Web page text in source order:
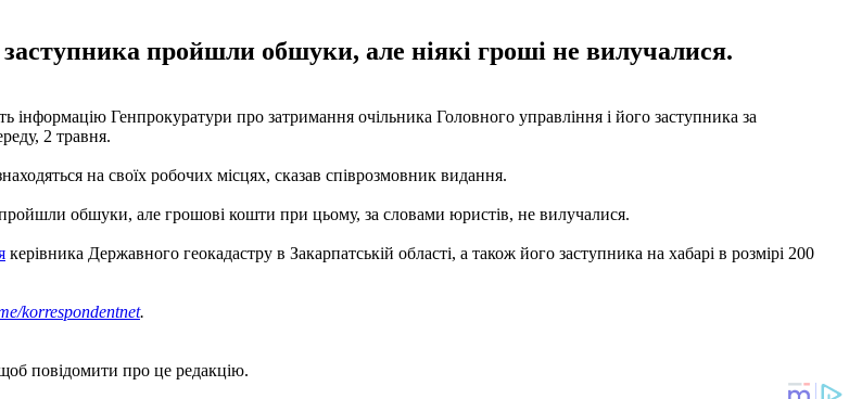
пройшли обшуки, але ніякі гроші не вилучалися.
інформацію Генпрокуратури про затримання очільника Головного управління і його заступника за
2 травня.
на своїх робочих місцях, сказав співрозмовник видання.
обшуки, але грошові кошти при цьому, за словами юристів, не вилучалися.
керівника Державного геокадастру в Закарпатській області, а також його заступника на хабарі в розмірі 200
korrespondentnet.
повідомити про це редакцію.